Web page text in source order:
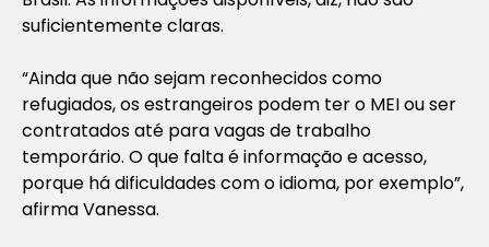
suficientemente claras.
“Ainda que não sejam reconhecidos como
refugiados, os estrangeiros podem ter o MEI ou ser
contratados até para vagas de trabalho
temporário. O que falta é informação e acesso,
porque há dificuldades com o idioma, por exemplo”,
afirma Vanessa.